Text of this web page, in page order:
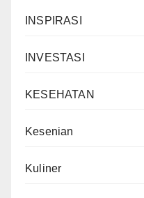
INSPIRASI
INVESTASI
KESEHATAN
Kesenian
Kuliner